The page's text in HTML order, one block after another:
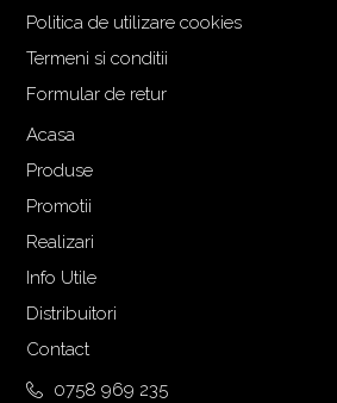
Politica de utilizare cookies
Termeni si conditii
Formular de retur
Acasa
Produse
Promotii
Realizari
Info Utile
Distribuitori
Contact
0758 969 235